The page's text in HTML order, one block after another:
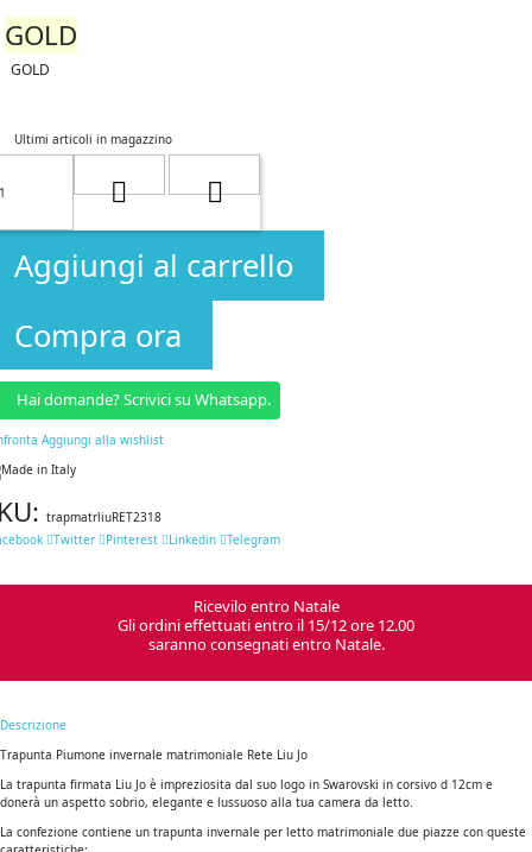
GOLD
GOLD
Ultimi articoli in magazzino
Aggiungi al carrello
Compra ora
Hai domande? Scrivici su Whatsapp.
Aggiungi alla wishlist
trapmatrliuRET2318
Twitter Pinterest Linkedin Telegram
Ricevilo entro Natale
Gli ordini effettuati entro il 15/12 ore 12.00
saranno consegnati entro Natale.
Descrizione
Trapunta Piumone invernale matrimoniale Rete Liu Jo
La trapunta firmata Liu Jo è impreziosita dal suo logo in Swarovski in corsivo d 12cm e
donerà un aspetto sobrio, elegante e lussuoso alla tua camera da letto.
La confezione contiene un trapunta invernale per letto matrimoniale due piazze con queste